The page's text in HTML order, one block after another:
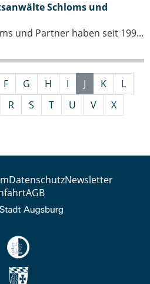
Schloms und
JuS Rechtsanwälte Schloms und Partner haben seit 1991 ihren Sitz im Martini-Palais am Ulrichsplatz 12 in Augsburg. Mit heute 24 Rechtsanwältinnen und Rechtsanwälte und fast 70 Mitarbeitern insgesamt sind JuS eine der größten…
F G H I J K
L
R S T U V X
DatenschutzNewsletter
AGB